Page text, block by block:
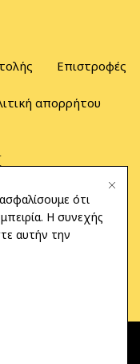
Επιστροφές
απορρήτου
Επικοινωνία
Reserved
ότι
Η συνεχής
αυτήν την